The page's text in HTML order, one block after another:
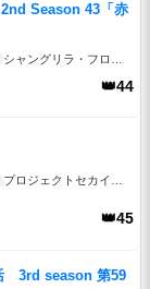
Season 43「赤
👑44
👑45
3rd season 第59